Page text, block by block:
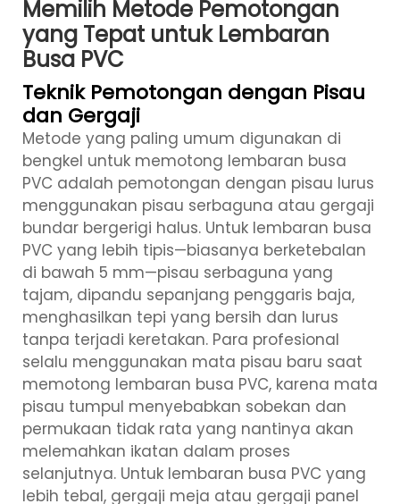
Memilih Metode Pemotongan
yang Tepat untuk Lembaran
Busa PVC
Teknik Pemotongan dengan Pisau
dan Gergaji
Metode yang paling umum digunakan di
bengkel untuk memotong lembaran busa
PVC adalah pemotongan dengan pisau lurus
menggunakan pisau serbaguna atau gergaji
bundar bergerigi halus. Untuk lembaran busa
PVC yang lebih tipis—biasanya berketebalan
di bawah 5 mm—pisau serbaguna yang
tajam, dipandu sepanjang penggaris baja,
menghasilkan tepi yang bersih dan lurus
tanpa terjadi keretakan. Para profesional
selalu menggunakan mata pisau baru saat
memotong lembaran busa PVC, karena mata
pisau tumpul menyebabkan sobekan dan
permukaan tidak rata yang nantinya akan
melemahkan ikatan dalam proses
selanjutnya. Untuk lembaran busa PVC yang
lebih tebal, gergaji meja atau gergaji panel